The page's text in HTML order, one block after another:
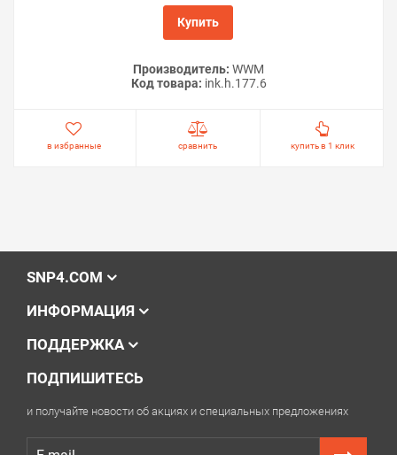
Купить
Производитель: WWM
Код товара: ink.h.177.6
в избранные сравнить купить в 1 клик
SNP4.COM
ИНФОРМАЦИЯ
ПОДДЕРЖКА
ПОДПИШИТЕСЬ
и получайте новости об акциях и специальных предложениях